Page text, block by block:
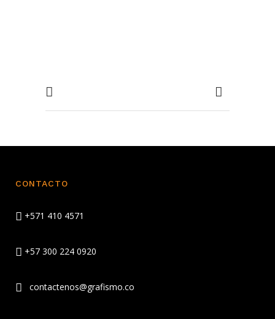
CONTACTO
+571 410 4571
+57 300 224 0920
contactenos@grafismo.co